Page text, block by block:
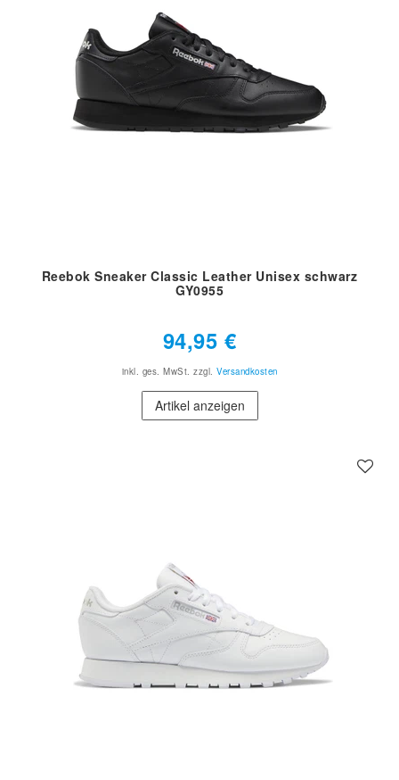
Reebok Sneaker Classic Leather Unisex schwarz
GY0955
94,95 €
inkl. ges. MwSt. zzgl. Versandkosten
Artikel anzeigen